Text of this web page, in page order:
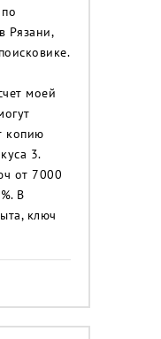
Рязани,
моей
копию
3.
от 7000
В
ключ